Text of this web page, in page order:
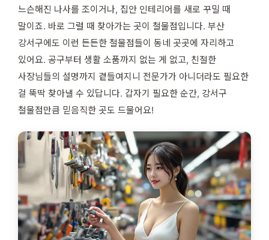
느슨해진 나사를 조이거나, 집안 인테리어를 새로 꾸밀 때
말이죠. 바로 그럴 때 찾아가는 곳이 철물점입니다. 부산
강서구에도 이런 든든한 철물점들이 동네 곳곳에 자리하고
있어요. 공구부터 생활 소품까지 없는 게 없고, 친절한
사장님들의 설명까지 곁들여지니 전문가가 아니더라도 필요한
걸 뚝딱 찾아낼 수 있답니다. 갑자기 필요한 순간, 강서구
철물점만큼 믿음직한 곳도 드물어요!